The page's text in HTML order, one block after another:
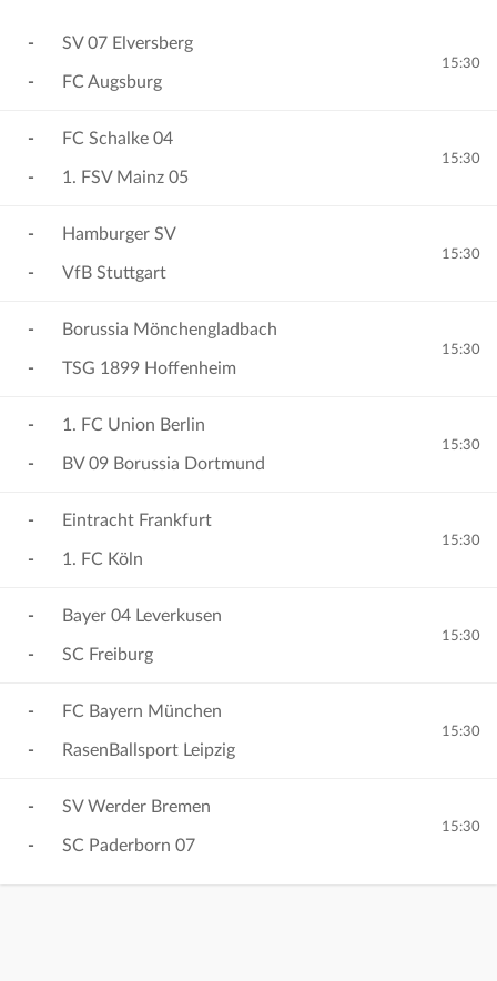
-
-
SV 07 Elversberg
FC Augsburg
15:30
-
-
FC Schalke 04
1. FSV Mainz 05
15:30
-
-
Hamburger SV
VfB Stuttgart
15:30
-
-
Borussia Mönchengladbach
TSG 1899 Hoffenheim
15:30
-
-
1. FC Union Berlin
BV 09 Borussia Dortmund
15:30
-
-
Eintracht Frankfurt
1. FC Köln
15:30
-
-
Bayer 04 Leverkusen
SC Freiburg
15:30
-
-
FC Bayern München
RasenBallsport Leipzig
15:30
-
-
SV Werder Bremen
SC Paderborn 07
15:30